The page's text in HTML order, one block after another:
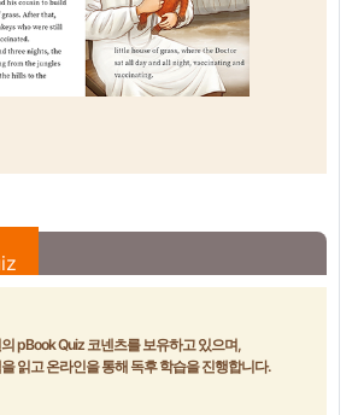
pBook Quiz 코넨츠를 보유하고 있으며,
읽고 온라인을 통해 독후 학습을 진행합니다.